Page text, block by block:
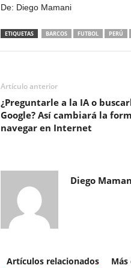
De: Diego Mamani
ETIQUETAS BARCOS FUTBOL PERÚ
Artículo anterior
¿Preguntarle a la IA o
Google? Así cambiará la
navegar en Internet
Diego
Artículos relacionados